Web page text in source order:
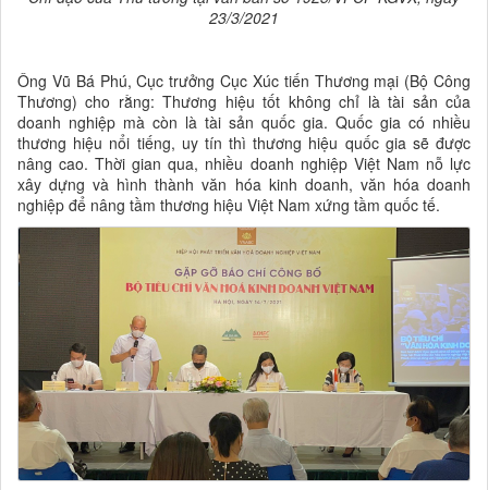
23/3/2021
Ông Vũ Bá Phú, Cục trưởng Cục Xúc tiến Thương mại (Bộ Công
Thương) cho rằng: Thương hiệu tốt không chỉ là tài sản của
doanh nghiệp mà còn là tài sản quốc gia. Quốc gia có nhiều
thương hiệu nổi tiếng, uy tín thì thương hiệu quốc gia sẽ được
nâng cao. Thời gian qua, nhiều doanh nghiệp Việt Nam nỗ lực
xây dựng và hình thành văn hóa kinh doanh, văn hóa doanh
nghiệp để nâng tầm thương hiệu Việt Nam xứng tầm quốc tế.